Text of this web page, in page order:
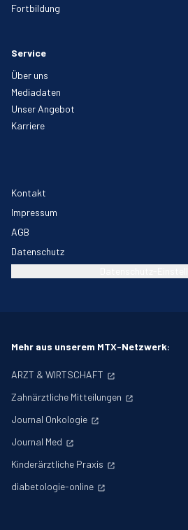
Fortbildung
Service
Über uns
Mediadaten
Unser Angebot
Karriere
Kontakt
Impressum
AGB
Datenschutz
Mehr aus unserem MTX-Netzwerk:
ARZT & WIRTSCHAFT
Zahnärztliche Mitteilungen
Journal Onkologie
Journal Med
Kinderärztliche Praxis
diabetologie-online